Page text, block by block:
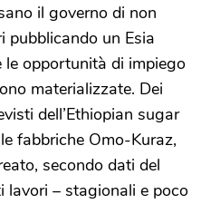
il governo di non
pubblicando un Esia
le opportunità di impiego
materializzate. Dei
dell’Ethiopian sugar
fabbriche Omo-Kuraz,
secondo dati del
lavori – stagionali e poco